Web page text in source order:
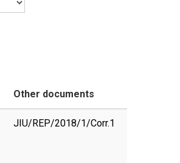
Other documents
JIU/REP/2018/1/Corr.1